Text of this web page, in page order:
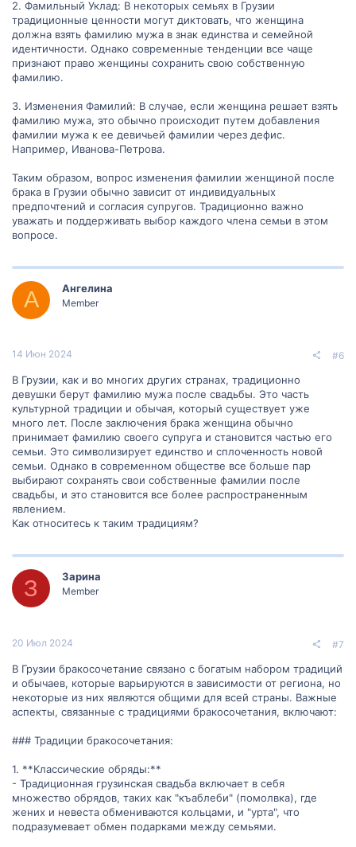
2. Фамильный Уклад: В некоторых семьях в Грузии
традиционные ценности могут диктовать, что женщина
должна взять фамилию мужа в знак единства и семейной
идентичности. Однако современные тенденции все чаще
признают право женщины сохранить свою собственную
фамилию.
3. Изменения Фамилий: В случае, если женщина решает взять
фамилию мужа, это обычно происходит путем добавления
фамилии мужа к ее девичьей фамилии через дефис.
Например, Иванова-Петрова.
Таким образом, вопрос изменения фамилии женщиной после
брака в Грузии обычно зависит от индивидуальных
предпочтений и согласия супругов. Традиционно важно
уважать и поддерживать выбор каждого члена семьи в этом
вопросе.
А Ангелина
Member
14 Июн 2024 #6
В Грузии, как и во многих других странах, традиционно
девушки берут фамилию мужа после свадьбы. Это часть
культурной традиции и обычая, который существует уже
много лет. После заключения брака женщина обычно
принимает фамилию своего супруга и становится частью его
семьи. Это символизирует единство и сплоченность новой
семьи. Однако в современном обществе все больше пар
выбирают сохранять свои собственные фамилии после
свадьбы, и это становится все более распространенным
явлением.
Как относитесь к таким традициям?
З Зарина
Member
20 Июл 2024 #7
В Грузии бракосочетание связано с богатым набором традиций
и обычаев, которые варьируются в зависимости от региона, но
некоторые из них являются общими для всей страны. Важные
аспекты, связанные с традициями бракосочетания, включают:
### Традиции бракосочетания:
1. **Классические обряды:**
- Традиционная грузинская свадьба включает в себя
множество обрядов, таких как "къаблеби" (помолвка), где
жених и невеста обмениваются кольцами, и "урта", что
подразумевает обмен подарками между семьями.